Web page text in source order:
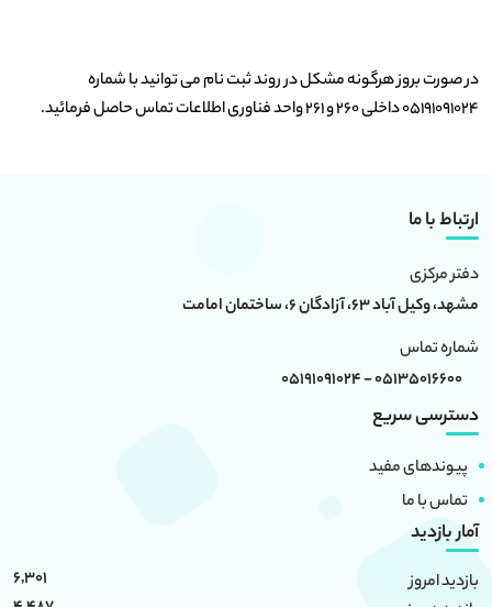
در صورت بروز هرگونه مشکل در روند ثبت نام می توانید با شماره
05191091024 داخلی 260 و 261 واحد فناوری اطلاعات تماس حاصل فرمائید.
ارتباط با ما
دفتر مرکزی
مشهد، وکیل آباد 63، آزادگان 6، ساختمان امامت
شماره تماس
05135016600 - 05191091024
دسترسی سریع
پیوندهای مفید
تماس با ما
آمار بازدید
بازدید امروز
6,301